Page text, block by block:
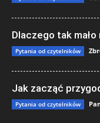
Dlaczego tak
Pytania od czytelników
Jak zacząć
Pytania od czytelników